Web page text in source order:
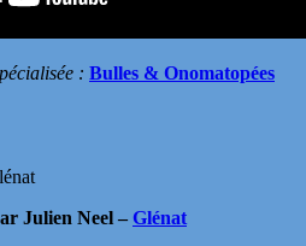
: Bulles & Onomatopées
Julien Neel –Glénat